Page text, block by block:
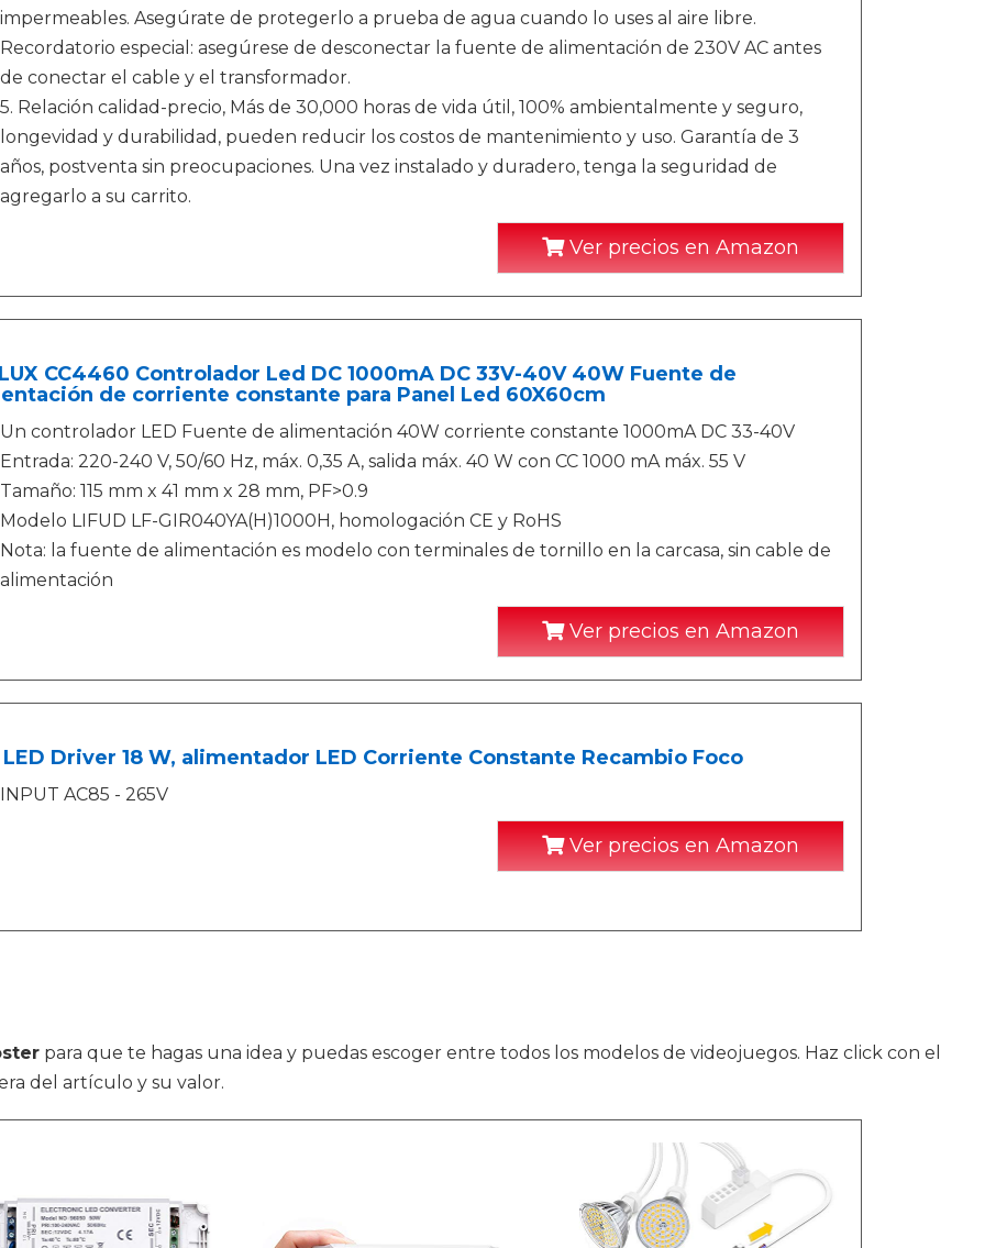
impermeables. Asegúrate de protegerlo a prueba de agua cuando lo uses al aire libre.
Recordatorio especial: asegúrese de desconectar la fuente de alimentación de 230V AC antes
de conectar el cable y el transformador.
5. Relación calidad-precio, Más de 30,000 horas de vida útil, 100% ambientalmente y seguro,
longevidad y durabilidad, pueden reducir los costos de mantenimiento y uso. Garantía de 3
años, postventa sin preocupaciones. Una vez instalado y duradero, tenga la seguridad de
agregarlo a su carrito.
Ver precios en Amazon
CC4460 Controlador Led DC 1000mA DC 33V-40V 40W Fuente de
de corriente constante para Panel Led 60X60cm
Un controlador LED Fuente de alimentación 40W corriente constante 1000mA DC 33-40V
Entrada: 220-240 V, 50/60 Hz, máx. 0,35 A, salida máx. 40 W con CC 1000 mA máx. 55 V
Tamaño: 115 mm x 41 mm x 28 mm, PF>0.9
Modelo LIFUD LF-GIR040YA(H)1000H, homologación CE y RoHS
Nota: la fuente de alimentación es modelo con terminales de tornillo en la carcasa, sin cable de
alimentación
Ver precios en Amazon
LED Driver 18 W, alimentador LED Corriente Constante Recambio Foco
INPUT AC85 - 265V
Ver precios en Amazon
para que te hagas una idea y puedas escoger entre todos los modelos de videojuegos. Haz click con el
del artículo y su valor.